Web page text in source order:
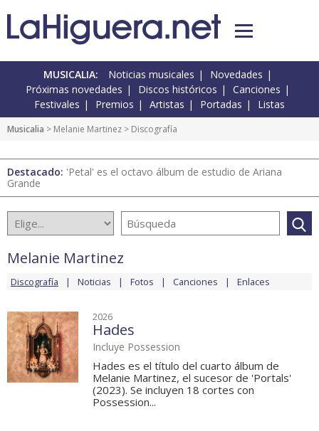
MUSICALIA: Noticias musicales
Novedades
Próximas novedades
Discos históricos
Canciones
Festivales
Premios Artistas Portadas Listas
Musicalia > Melanie Martinez > Discografía
Destacado: 'Petal' es el octavo álbum de estudio de Ariana
Grande
Melanie Martinez
Discografía Noticias Fotos Canciones Enlaces
2026
Hades
Incluye Possession
Hades es el título del cuarto álbum de
Melanie Martinez, el sucesor de 'Portals'
(2023). Se incluyen 18 cortes con
Possession...